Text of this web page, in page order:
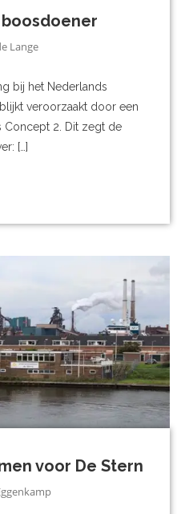
Lange
bij het Nederlands
veroorzaakt door een
Concept 2. Dit zegt de
[…]
voor De Stern